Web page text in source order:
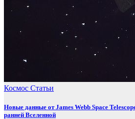
Космос Статьи
Новые данные от James Webb Space
ранней Вселенной